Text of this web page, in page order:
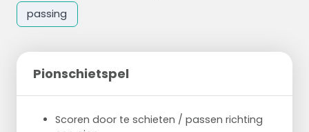
passing
Pionschietspel
Scoren door te schieten / passen richting